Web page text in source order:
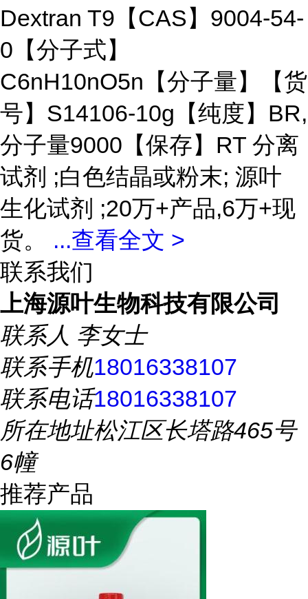
Dextran T9【CAS】9004-54-
0【分子式】
C6nH10nO5n【分子量】【货
号】S14106-10g【纯度】BR,
分子量9000【保存】RT 分离
试剂 ;白色结晶或粉末; 源叶
生化试剂 ;20万+产品,6万+现
货。 ...查看全文 >
联系我们
上海源叶生物科技有限公司
联系人 李女士
联系手机18016338107
联系电话18016338107
所在地址松江区长塔路465号
6幢
推荐产品